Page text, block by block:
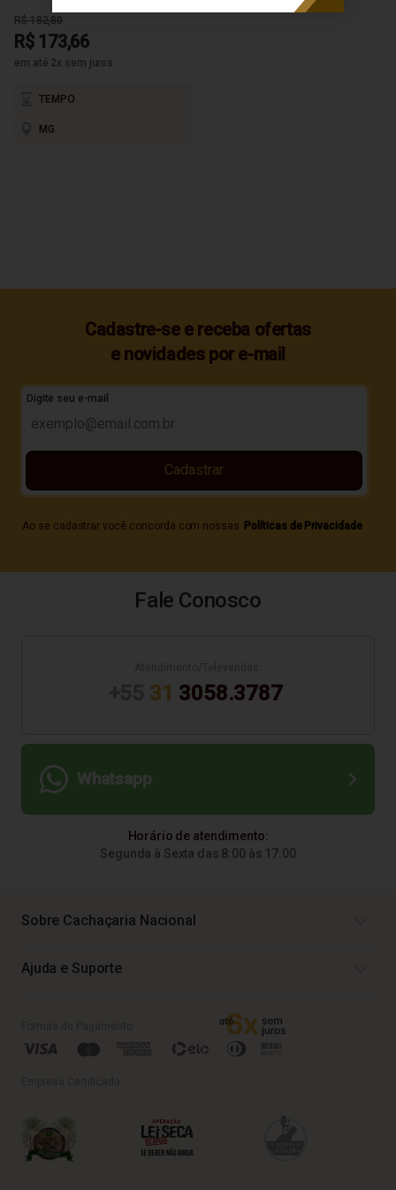
R$ 182,80
R$ 173,66
em até 2x sem juros
TEMPO
MG
Cadastre-se e receba ofertas
e novidades por e-mail
Digite seu e-mail
Ao se cadastrar você concorda com nossas Políticas de Privacidade
Cadastrar
Fale Conosco
31 3058.3787
Whatsapp
Horário de atendimento:
Segunda à Sexta das 8:00 às 17:00
Sobre Cachaçaria Nacional
Ajuda e Suporte